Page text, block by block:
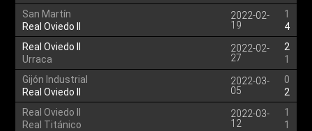
San Martín
Real Oviedo II
2022-02-
19
1
4
Real Oviedo II
Urraca
2022-02-
27
2
1
Gijón Industrial
Real Oviedo II
2022-03-
05
0
2
Real Oviedo II
Real Titánico
2022-03-
12
1
1